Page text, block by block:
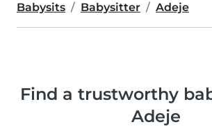
Babysits Babysitter Adeje
Find a trustworthy
Adeje